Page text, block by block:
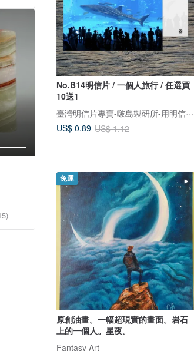
No.B14明信片 / 一個人旅行 / 任選買
10送1
臺灣明信片專賣-啵島製研所-用明信片點亮臺灣
US$ 0.89 US$ 1.12
免運
原創油畫。一幅超現實的畫面。岩石
上的一個人。星夜。
Fantasy Art